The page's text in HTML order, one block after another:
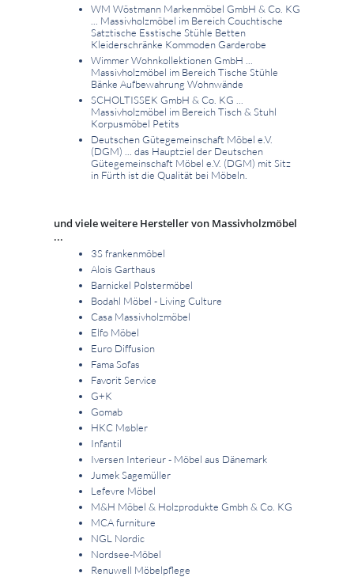
WM Wöstmann Markenmöbel GmbH & Co. KG
... Massivholzmöbel im Bereich Couchtische
Satztische Esstische Stühle Betten
Kleiderschränke Kommoden Garderobe
Wimmer Wohnkollektionen GmbH ...
Massivholzmöbel im Bereich Tische Stühle
Bänke Aufbewahrung Wohnwände
SCHOLTISSEK GmbH & Co. KG ...
Massivholzmöbel im Bereich Tisch & Stuhl
Korpusmöbel Petits
Deutschen Gütegemeinschaft Möbel e.V.
(DGM) ... das Hauptziel der Deutschen
Gütegemeinschaft Möbel e.V. (DGM) mit Sitz
in Fürth ist die Qualität bei Möbeln.
und viele weitere Hersteller von Massivholzmöbel
...
3S frankenmöbel
Alois Garthaus
Barnickel Polstermöbel
Bodahl Möbel - Living Culture
Casa Massivholzmöbel
Elfo Möbel
Euro Diffusion
Fama Sofas
Favorit Service
G+K
Gomab
HKC Møbler
Infantil
Iversen Interieur - Möbel aus Dänemark
Jumek Sagemüller
Lefevre Möbel
M&H Möbel & Holzprodukte Gmbh & Co. KG
MCA furniture
NGL Nordic
Nordsee-Möbel
Renuwell Möbelpflege